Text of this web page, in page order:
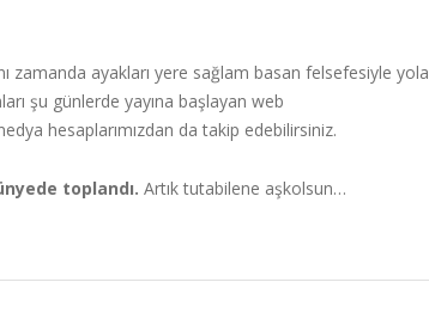
zamanda ayakları yere sağlam basan felsefesiyle yola
şu günlerde yayına başlayan web
hesaplarımızdan da takip edebilirsiniz.
toplandı. Artık tutabilene aşkolsun…